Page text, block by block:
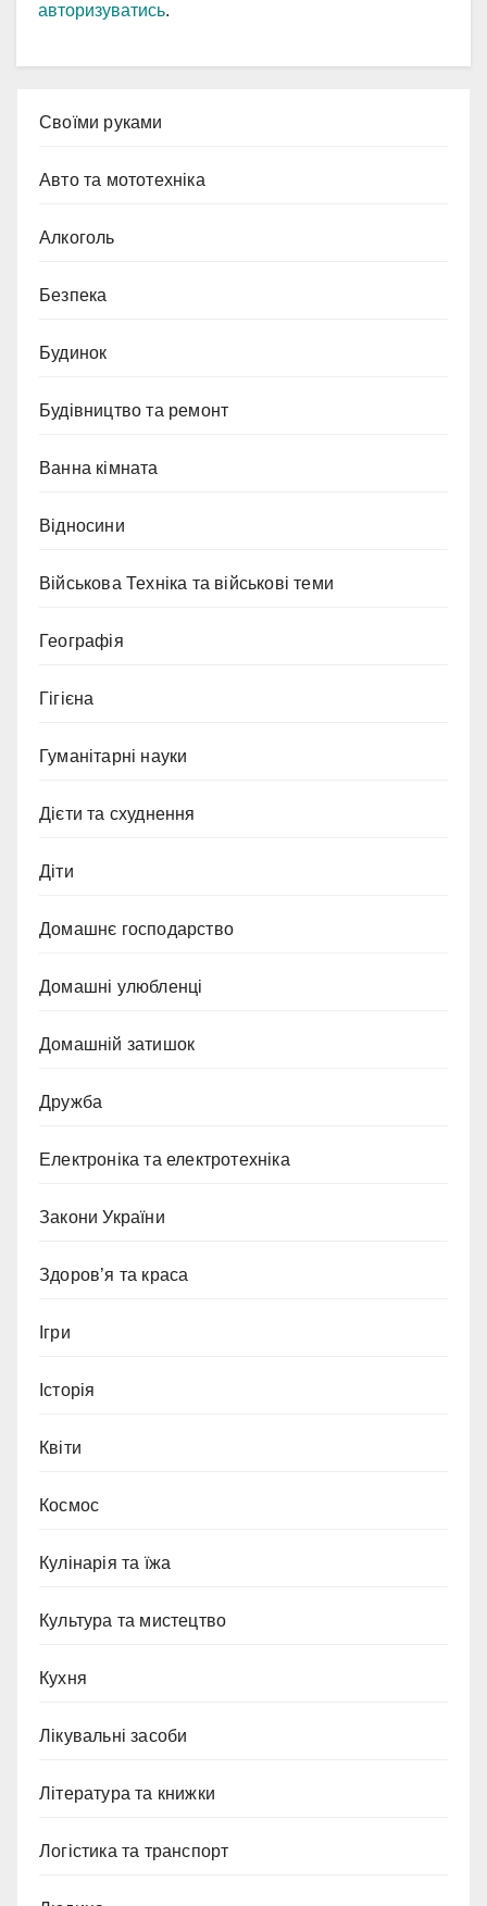
авторизуватись.
Cвоїми руками
Авто та мототехніка
Алкоголь
Безпека
Будинок
Будівництво та ремонт
Ванна кімната
Відносини
Військова Техніка та військові теми
Географія
Гігієна
Гуманітарні науки
Дієти та схуднення
Діти
Домашнє господарство
Домашні улюбленці
Домашній затишок
Дружба
Електроніка та електротехніка
Закони України
Здоров’я та краса
Ігри
Історія
Квіти
Космос
Кулінарія та їжа
Культура та мистецтво
Кухня
Лікувальні засоби
Література та книжки
Логістика та транспорт